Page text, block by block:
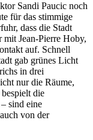
Sandi Paucic noch
für das stimmige
dass die Stadt
mit Jean-Pierre Hoby,
auf. Schnell
gab grünes Licht
in drei
nur die Räume,
die
sind eine
von der